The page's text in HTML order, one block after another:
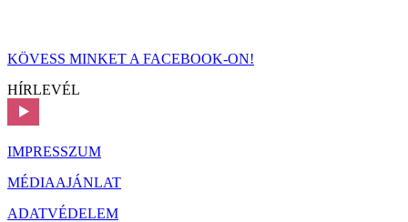
KÖVESS MINKET A FACEBOOK-ON!
HÍRLEVÉL
IMPRESSZUM
MÉDIAAJÁNLAT
ADATVÉDELEM